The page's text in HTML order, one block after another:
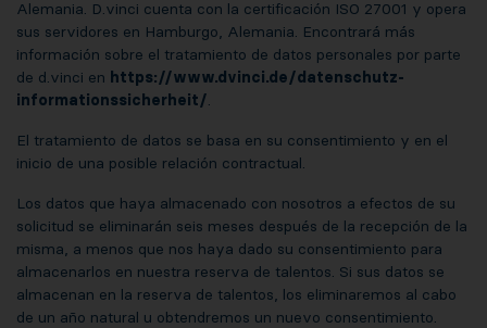
Alemania. D.vinci cuenta con la certificación ISO 27001 y opera
sus servidores en Hamburgo, Alemania. Encontrará más
información sobre el tratamiento de datos personales por parte
de d.vinci en https://www.dvinci.de/datenschutz-
informationssicherheit/.
El tratamiento de datos se basa en su consentimiento y en el
inicio de una posible relación contractual.
Los datos que haya almacenado con nosotros a efectos de su
solicitud se eliminarán seis meses después de la recepción de la
misma, a menos que nos haya dado su consentimiento para
almacenarlos en nuestra reserva de talentos. Si sus datos se
almacenan en la reserva de talentos, los eliminaremos al cabo
de un año natural u obtendremos un nuevo consentimiento.